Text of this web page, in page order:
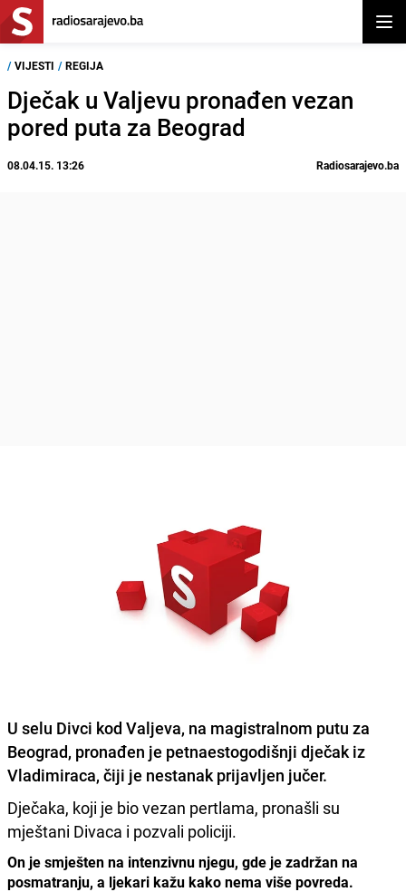
/ VIJESTI / REGIJA
Dječak u Valjevu pronađen vezan
pored puta za Beograd
08.04.15. 13:26 Radiosarajevo.ba
U selu Divci kod Valjeva, na magistralnom putu za
Beograd, pronađen je petnaestogodišnji dječak iz
Vladimiraca, čiji je nestanak prijavljen jučer.
Dječaka, koji je bio vezan pertlama, pronašli su
mještani Divaca i pozvali policiji.
On je smješten na intenzivnu njegu, gde je zadržan na
posmatranju, a ljekari kažu kako nema više povreda.